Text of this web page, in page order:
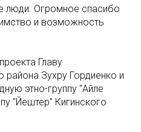
люди. Огромное спасибо
и возможность
Главу
района Зухру Гордиенко и
этно-группу "Айле
"Йештер" Кигинского